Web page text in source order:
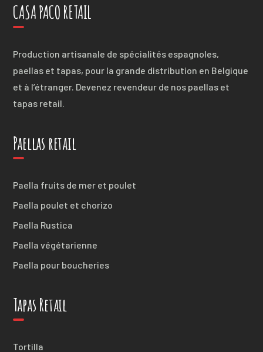
CASA PACO RETAIL
Production artisanale de spécialités espagnoles,
paellas et tapas, pour la grande distribution en Belgique
et à l’étranger. Devenez revendeur de nos paellas et
tapas retail.
Paellas retail
Paella fruits de mer et poulet
Paella poulet et chorizo
Paella Rustica
Paella végétarienne
Paella pour boucheries
Tapas Retail
Tortilla